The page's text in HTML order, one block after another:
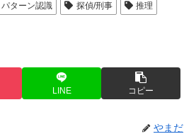
パターン認識 探偵/刑事
推理
LINE コピー
やまだ